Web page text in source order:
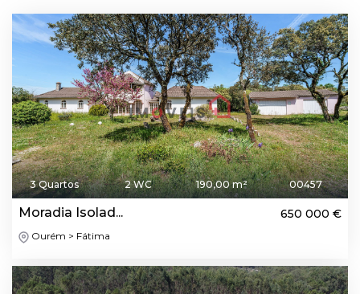
3 Quartos 2 WC 190,00 m² 00457
Moradia Isolad... 650 000 €
Ourém > Fátima